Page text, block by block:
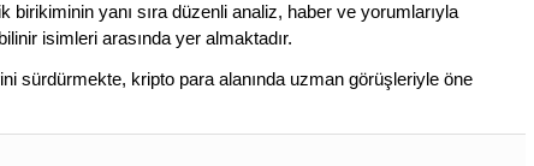
birikiminin yanı sıra düzenli analiz, haber ve yorumlarıyla
isimleri arasında yer almaktadır.
sürdürmekte, kripto para alanında uzman görüşleriyle öne